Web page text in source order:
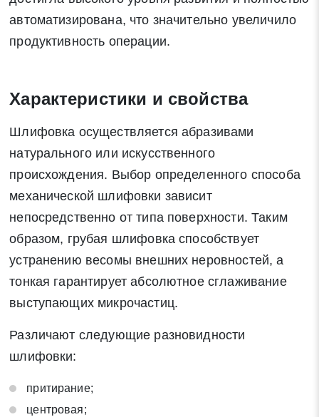
автоматизирована, что значительно увеличило
продуктивность операции.
Характеристики и свойства
Шлифовка осуществляется абразивами
натурального или искусственного
происхождения. Выбор определенного способа
механической шлифовки зависит
непосредственно от типа поверхности. Таким
образом, грубая шлифовка способствует
устранению весомы внешних неровностей, а
тонкая гарантирует абсолютное сглаживание
выступающих микрочастиц.
Различают следующие разновидности
шлифовки:
притирание;
центровая;